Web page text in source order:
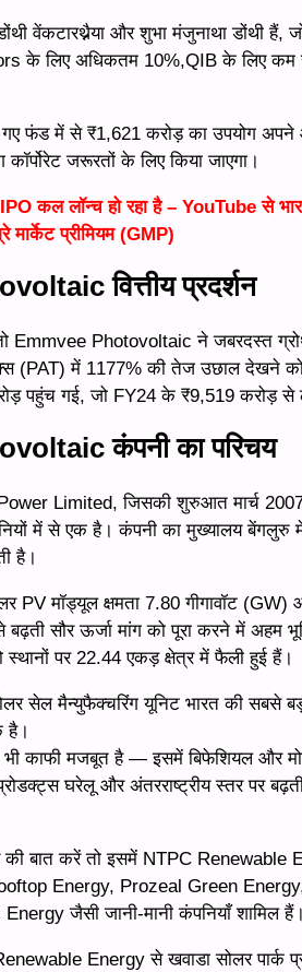
वेंकटारथ्नैया और शुभा मंजुनाथा डोंथी
के लिए अधिकतम 10%,QIB के लिए
फंड में से ₹1,621 करोड़ का उपयोग अपने
कॉर्पोरेट जरूरतों के लिए किया जाएगा।
कल लॉन्च हो रहा है – YouTube से
प्रीमियम (GMP)
वित्तीय प्रदर्शन
Emmvee Photovoltaic ने जबरदस्त
(PAT) में 1177% की तेज उछाल देखने
पहुंच गई, जो FY24 के ₹9,519 करोड़ से
कंपनी का परिचय
Limited, जिसकी शुरुआत मार्च 2007
में से एक है। कंपनी का मुख्यालय
है।
PV मॉड्यूल क्षमता 7.80 गीगावॉट
बढ़ती सौर ऊर्जा मांग को पूरा करने में अहम
पर 22.44 एकड़ क्षेत्र में फैली हुई हैं।
सेल मैन्युफैक्चरिंग यूनिट भारत की
है।
भी काफी मजबूत है — इसमें बिफेशियल
घरेलू और अंतरराष्ट्रीय स्तर पर
बात करें तो इसमें NTPC
Energy, Prozeal Green
जैसी जानी-मानी कंपनियाँ शामिल हैं।
Energy से खवाडा सोलर पार्क